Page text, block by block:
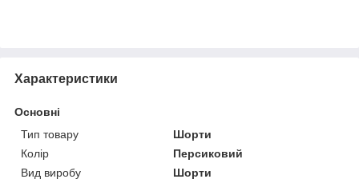
Характеристики
Основні
Тип товару
Шорти
Колір
Персиковий
Вид виробу
Шорти